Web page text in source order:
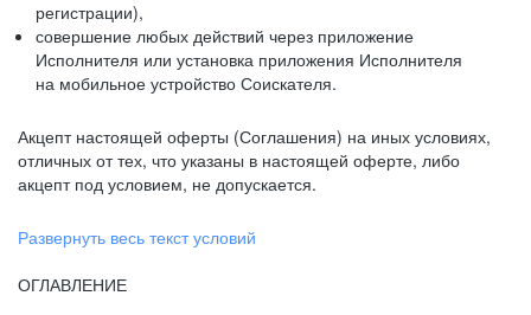
регистрации),
совершение любых действий через приложение
Исполнителя или установка приложения Исполнителя
на мобильное устройство Соискателя.
Акцепт настоящей оферты (Соглашения) на иных условиях,
отличных от тех, что указаны в настоящей оферте, либо
акцепт под условием, не допускается.
Развернуть весь текст условий
ОГЛАВЛЕНИЕ